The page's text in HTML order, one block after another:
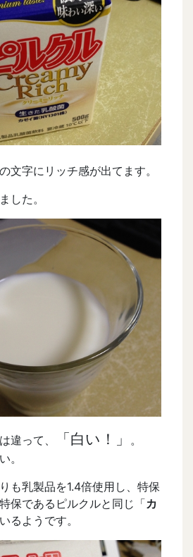
文字にリッチ感が出てます。
した。
違って、 「白い！」
。
。
も乳製品を1.4倍使用し、特保
保であるピルクルと同じ「カ
るようです。